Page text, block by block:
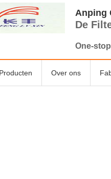
Anping
De
One-
Producten Over ons